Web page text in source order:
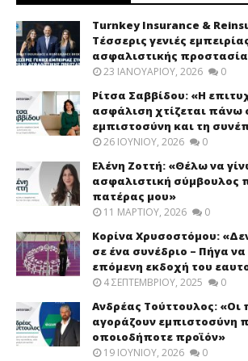
Turnkey Insurance &
Τέσσερις γενιές
ασφαλιστικής
23 ΙΑΝΟΥΑΡΊΟΥ, 2026 0
Ρίτσα Σαββίδου: «Η
ασφάλιση χτίζεται πάνω
εμπιστοσύνη και τη
26 ΙΟΥΝΊΟΥ, 2026 0
Ελένη Ζοττή: «Θέλω να
ασφαλιστική σύμβουλος
πατέρας μου»
11 ΜΑΡΤΊΟΥ, 2026 0
Κορίνα Χρυσοστόμου:
σε ένα συνέδριο – Πήγα
επόμενη εκδοχή του
4 ΣΕΠΤΕΜΒΡΊΟΥ, 2025 0
Ανδρέας Τούττουλος: «Οι
αγοράζουν εμπιστοσύνη
οποιοδήποτε προϊόν»
19 ΙΟΥΝΊΟΥ, 2026 0